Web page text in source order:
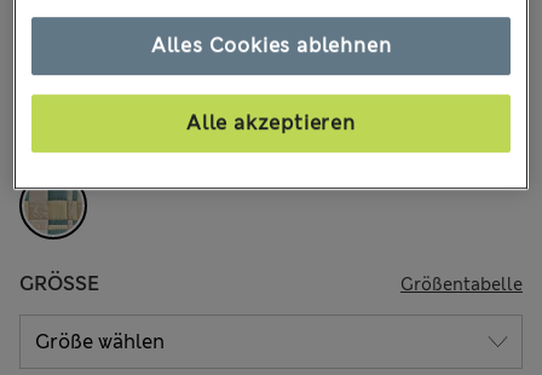
3 Bewertungen
€210,00 Alle Preise enthalten Steuern und Abgaben
Blau Melange
Ausverkauft
GRÖSSE Größentabelle
Alles Cookies ablehnen
Alle akzeptieren